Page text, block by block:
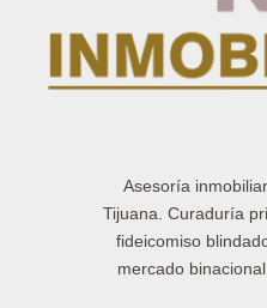
Asesoría
Tijuana. Curaduría
fideicomiso
mercado